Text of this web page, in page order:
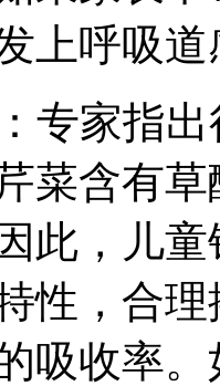
上呼吸
家指出
菜含有
此，儿
性，合
吸收率